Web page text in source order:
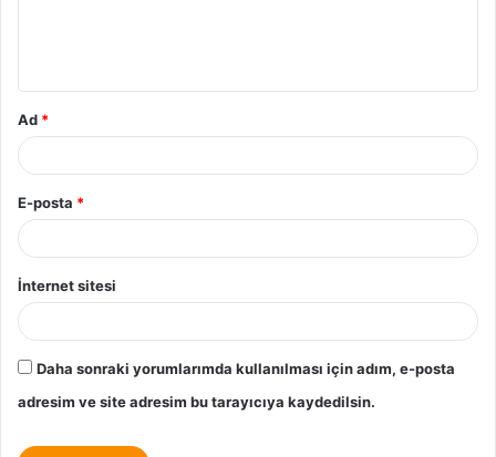
Ad *
E-posta *
İnternet sitesi
Daha sonraki yorumlarımda kullanılması için adım, e-posta
adresim ve site adresim bu tarayıcıya kaydedilsin.